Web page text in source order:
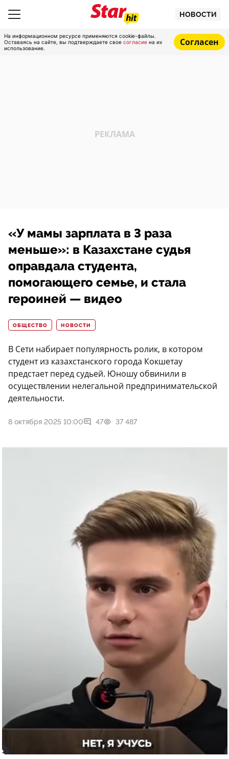
НОВОСТИ
На информационном ресурсе применяются cookie-файлы.
Оставаясь на сайте, вы подтверждаете свое согласие на их
использование.
Согласен
«У мамы зарплата в 3 раза
меньше»: в Казахстане судья
оправдала студента,
помогающего семье, и стала
героиней — видео
ОБЩЕСТВО НОВОСТИ
В Сети набирает популярность ролик, в котором
студент из казахстанского города Кокшетау
предстает перед судьей. Юношу обвинили в
осуществлении нелегальной предпринимательской
деятельности.
8 октября 2025 10:00 47 37 487